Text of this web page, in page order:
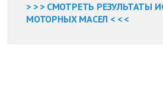
> > > СМОТРЕТЬ РЕЗУЛЬТАТЫ
МОТОРНЫХ МАСЕЛ < < <